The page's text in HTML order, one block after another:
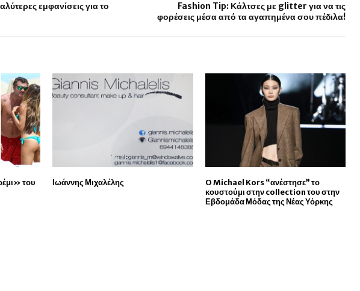
εμφανίσεις για το
Fashion Tip: Κάλτσες με glitter για να τις
φορέσεις μέσα από τα αγαπημένα σου πέδιλα!
του Ιωάννης Μιχαλέλης
O Michael Kors “ανέστησε” το
κουστούμι στην collection του στην
Εβδομάδα Μόδας της Νέας Υόρκης